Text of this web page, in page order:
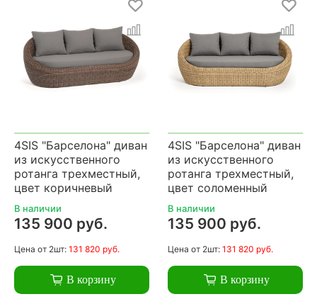
4SIS "Барселона" диван
из искусственного
ротанга трехместный,
цвет коричневый
В наличии
135 900 руб.
Цена от 2шт: 131 820 руб.
В корзину
4SIS "Барселона" диван
из искусственного
ротанга трехместный,
цвет соломенный
В наличии
135 900 руб.
Цена от 2шт: 131 820 руб.
В корзину